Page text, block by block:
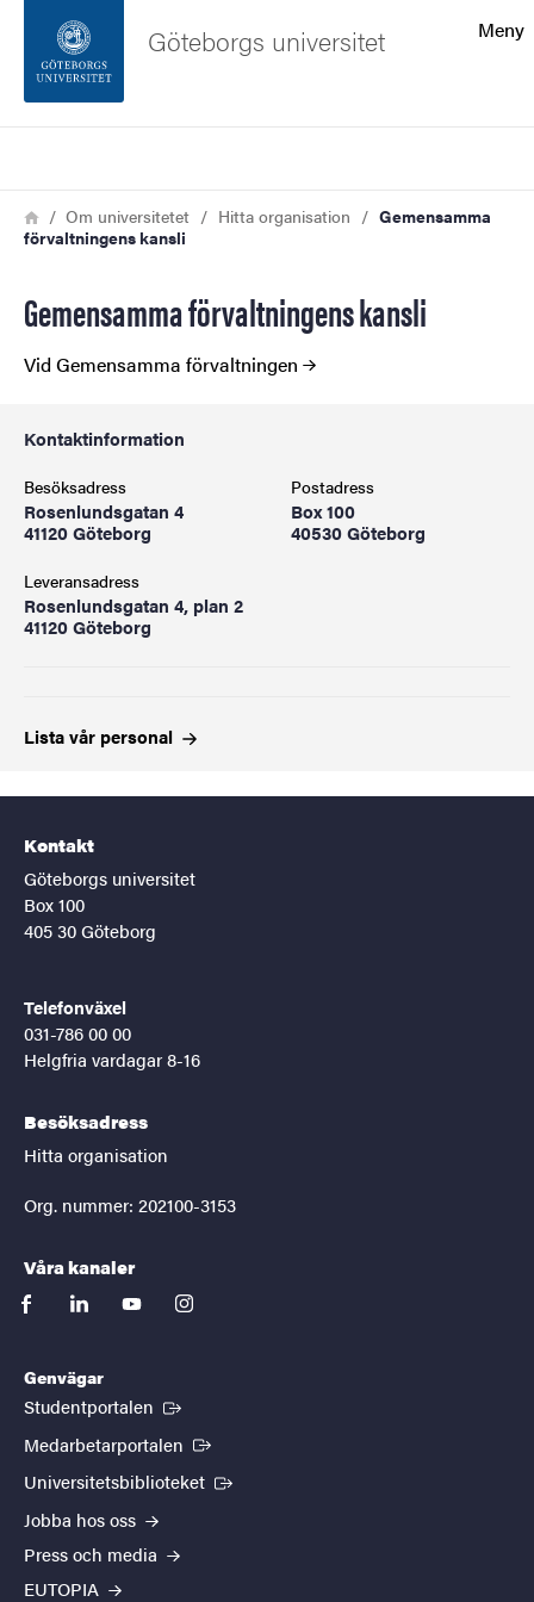
Sidfoten
Om webbplatsen
Meny
Göteborgs universitet
Länkstig
HemOm universitetet Hitta organisation
Gemensamma
förvaltningens kansli
Gemensamma förvaltningens kansli
Vid Gemensamma förvaltningen
Kontaktinformation
Besöksadress
Rosenlundsgatan 4
41120 Göteborg
Postadress
Box 100
40530 Göteborg
Leveransadress
Rosenlundsgatan 4, plan 2
41120 Göteborg
Lista vår personal
Kontakt
Göteborgs universitet
Box 100
405 30 Göteborg
Telefonväxel
031-786 00 00
Helgfria vardagar 8-16
Besöksadress
Hitta organisation
Org. nummer: 202100-3153
Våra kanaler
facebooklinkedinyoutubeinstagram
Genvägar
Studentportalen (Extern länk)
Medarbetarportalen (Extern länk)
Universitetsbiblioteket (Extern länk)
Jobba hos oss
Press och media
EUTOPIA